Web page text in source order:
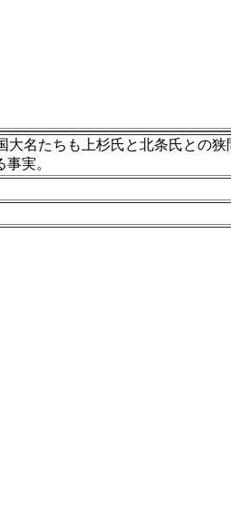
名たちも上杉氏と北条氏との
実。